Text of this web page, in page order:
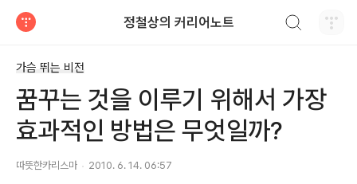
정철상의 커리어노트
가슴 뛰는 비전
꿈꾸는 것을 이루기 위해서 가장
효과적인 방법은 무엇일까?
따뜻한카리스마 2010. 6. 14. 06:57